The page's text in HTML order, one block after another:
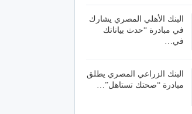
البنك الأهلي المصري يشارك
في مبادرة “حدث بياناتك
في…
البنك الزراعي المصري يطلق
مبادرة “صحتك تستاهل”…